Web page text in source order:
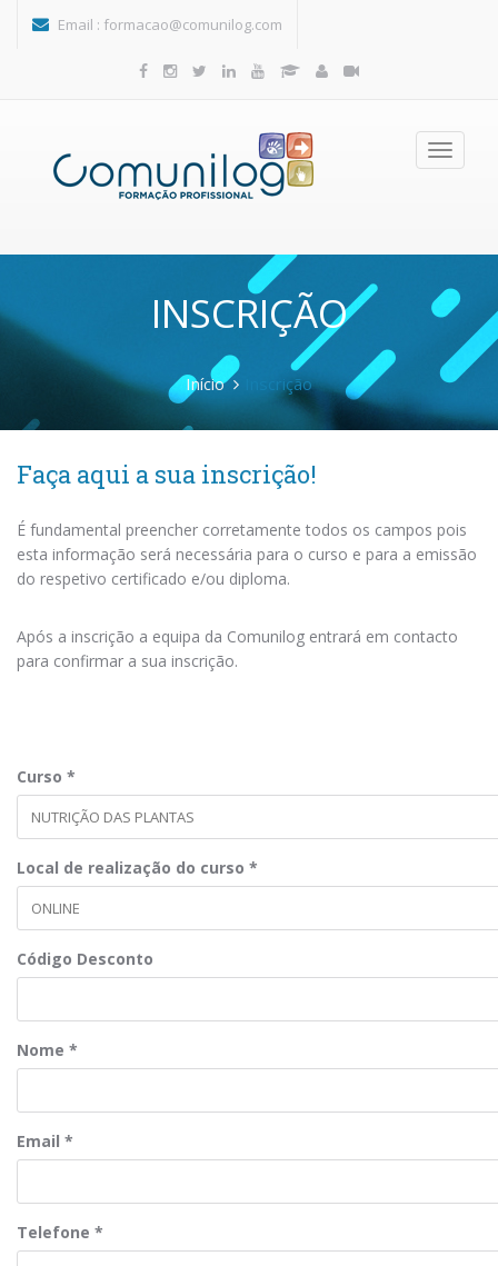
Email : formacao@comunilog.com
Toggle
INSCRIÇÃO
Início Inscrição
Faça aqui a sua inscrição!
É fundamental preencher corretamente todos os campos pois
esta informação será necessária para o curso e para a emissão
do respetivo certificado e/ou diploma.
Após a inscrição a equipa da Comunilog entrará em contacto
para confirmar a sua inscrição.
Curso *
Local de realização do curso *
Código Desconto
Nome *
Email *
Telefone *